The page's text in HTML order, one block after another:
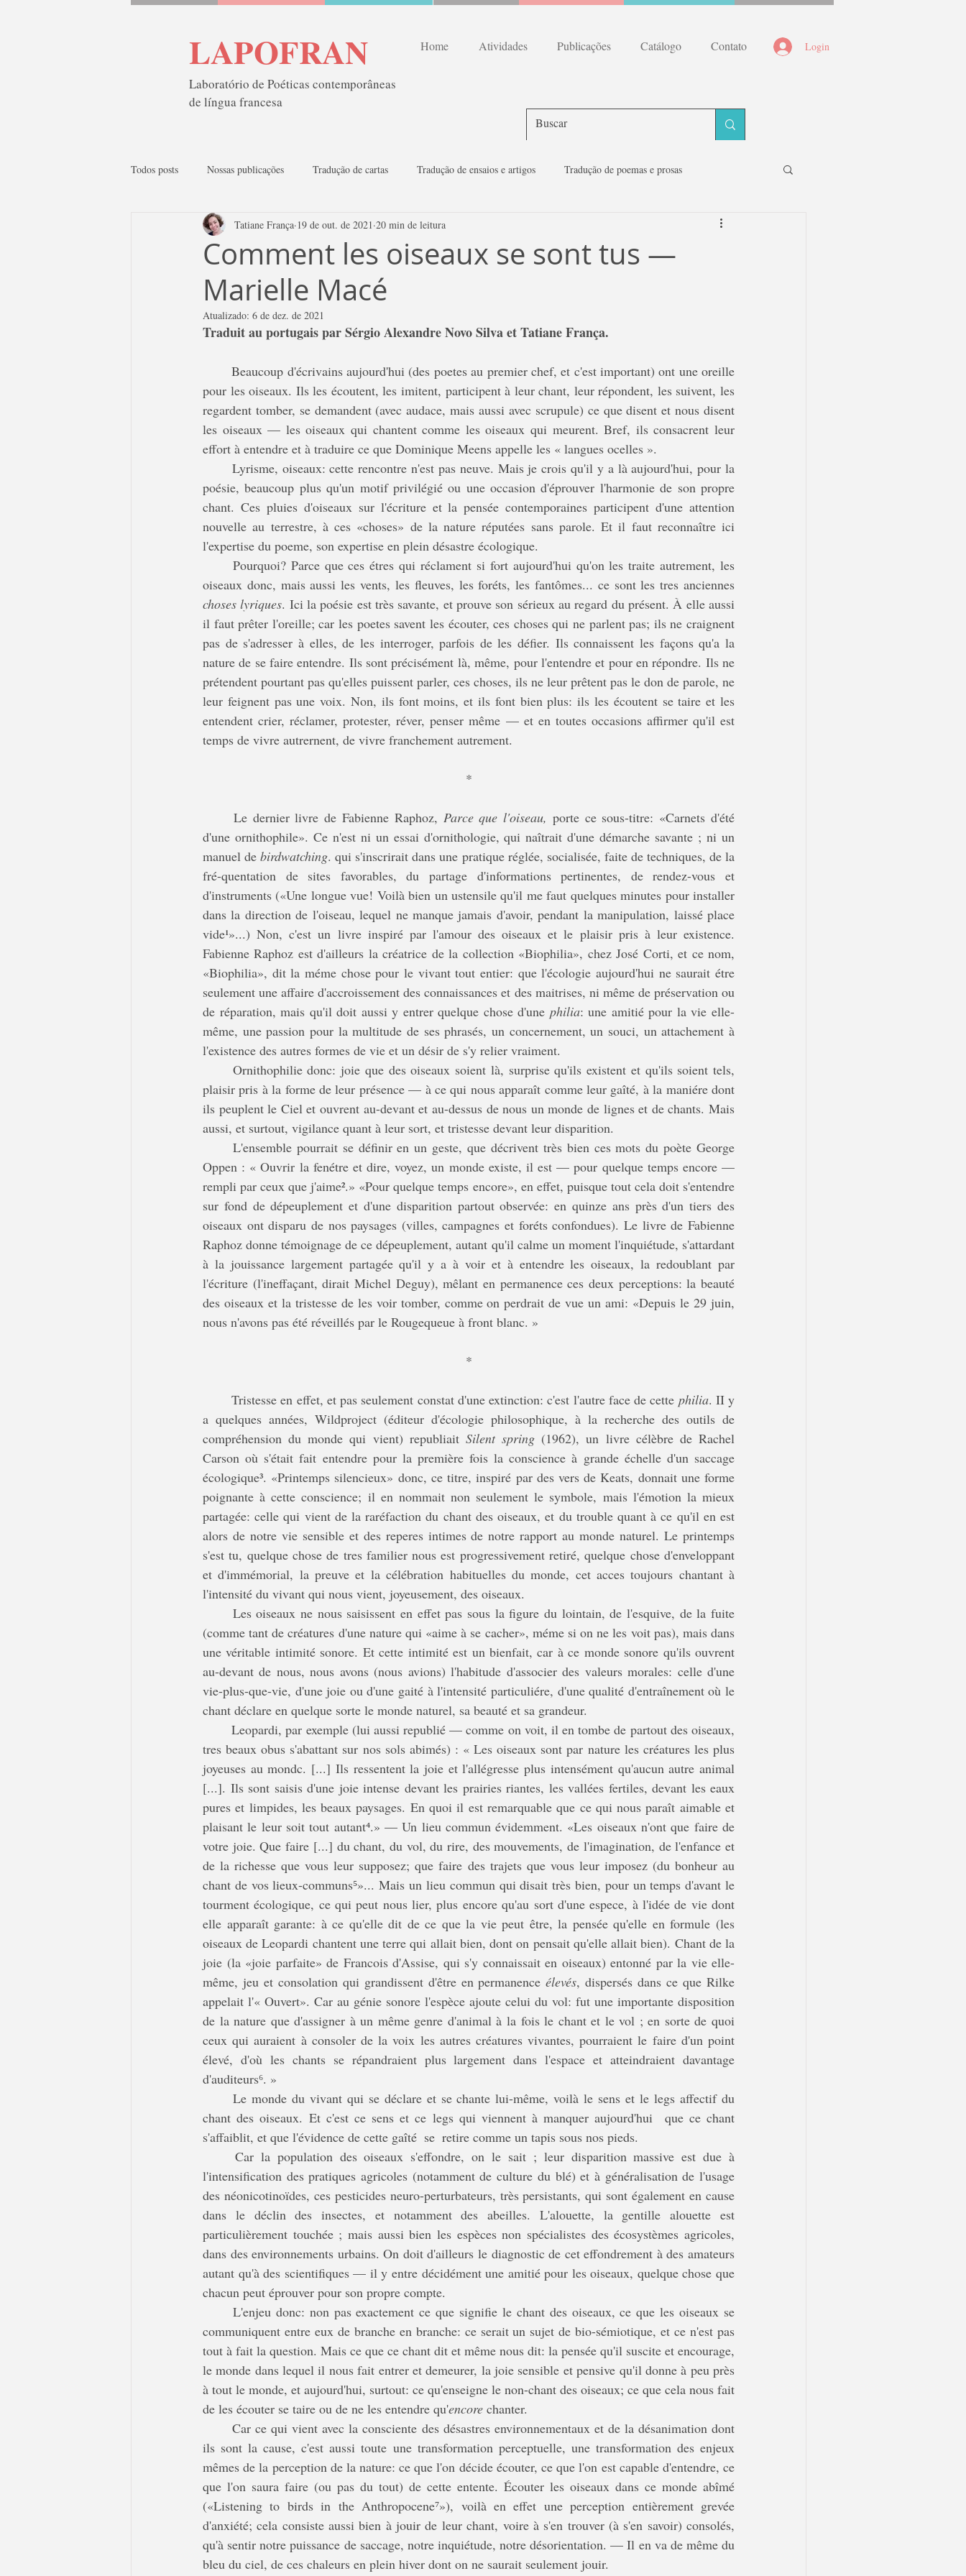
LAPOFRAN Home Atividades Publicações Catálogo Contato Login
Laboratório de Poéticas contemporâneas
de língua francesa
Todos posts Nossas publicações Tradução de cartas Tradução de ensaios e artigos Tradução de poemas e prosas
Tradução de quadrinhos Catálogo LAPOFRAN Oficinas
Comment les oiseaux se sont tus —
Marielle Macé
Tatiane França 19 de out. de 2021 20 min de leitura
Atualizado: 6 de dez. de 2021
Traduit au portugais par Sérgio Alexandre Novo Silva et Tatiane França.
	Beaucoup d'écrivains aujourd'hui (des poetes au premier chef, et c'est important) ont une oreille
pour les oiseaux. Ils les écoutent, les imitent, participent à leur chant, leur répondent, les suivent, les
regardent tomber, se demandent (avec audace, mais aussi avec scrupule) ce que disent et nous disent
les oiseaux — les oiseaux qui chantent comme les oiseaux qui meurent. Bref, ils consacrent leur
effort à entendre et à traduire ce que Dominique Meens appelle les « langues ocelles ».
poésie, beaucoup plus qu'un motif privilégié ou une occasion d'éprouver l'harmonie de son propre
chant. Ces pluies d'oiseaux sur l'écriture et la pensée contemporaines participent d'une attention
nouvelle au terrestre, à ces «choses» de la nature réputées sans parole. Et il faut reconnaître ici
l'expertise du poeme, son expertise en plein désastre écologique.
choses lyriques. Ici la poésie est très savante, et prouve son sérieux au regard du présent. À elle aussi
il faut prêter l'oreille; car les poetes savent les écouter, ces choses qui ne parlent pas; ils ne craignent
pas de s'adresser à elles, de les interroger, parfois de les défier. Ils connaissent les façons qu'a la
nature de se faire entendre. Ils sont précisément là, même, pour l'entendre et pour en répondre. Ils ne
prétendent pourtant pas qu'elles puissent parler, ces choses, ils ne leur prêtent pas le don de parole, ne
leur feignent pas une voix. Non, ils font moins, et ils font bien plus: ils les écoutent se taire et les
entendent crier, réclamer, protester, réver, penser même — et en toutes occasions affirmer qu'il est
temps de vivre autrernent, de vivre franchement autrement.
*
	Le dernier livre de Fabienne Raphoz,
Parce que l'oiseau, porte ce sous-titre: «Carnets d'été
d'une ornithophile». Ce n'est ni un essai d'ornithologie, qui naîtrait d'une démarche savante ; ni un
manuel de birdwatching. qui s'inscrirait dans une pratique réglée, socialisée, faite de techniques, de la
fré-quentation de sites favorables, du partage d'informations pertinentes, de rendez-vous et
d'instruments («Une longue vue! Voilà bien un ustensile qu'il me faut quelques minutes pour installer
dans la direction de l'oiseau, lequel ne manque jamais d'avoir, pendant la manipulation, laissé place
vide¹»...) Non, c'est un livre inspiré par l'amour des oiseaux et le plaisir pris à leur existence.
Fabienne Raphoz est d'ailleurs la créatrice de la collection «Biophilia», chez José Corti, et ce nom,
«Biophilia», dit la méme chose pour le vivant tout entier: que l'écologie aujourd'hui ne saurait étre
seulement une affaire d'accroissement des connaissances et des maitrises, ni même de préservation ou
de réparation, mais qu'il doit aussi y entrer quelque chose d'une philia: une amitié pour la vie elle-
même, une passion pour la multitude de ses phrasés, un concernement, un souci, un attachement à
l'existence des autres formes de vie et un désir de s'y relier vraiment.
plaisir pris à la forme de leur présence — à ce qui nous apparaît comme leur gaîté, à la maniére dont
ils peuplent le Ciel et ouvrent au-devant et au-dessus de nous un monde de lignes et de chants. Mais
aussi, et surtout, vigilance quant à leur sort, et tristesse devant leur disparition.
Oppen : « Ouvrir la fenétre et dire, voyez, un monde existe, il est — pour quelque temps encore —
rempli par ceux que j'aime².» «Pour quelque temps encore», en effet, puisque tout cela doit s'entendre
sur fond de dépeuplement et d'une disparition partout observée: en quinze ans près d'un tiers des
oiseaux ont disparu de nos paysages (villes, campagnes et foréts confondues). Le livre de Fabienne
Raphoz donne témoignage de ce dépeuplement, autant qu'il calme un moment l'inquiétude, s'attardant
à la jouissance largement partagée qu'il y a à voir et à entendre les oiseaux, la redoublant par
l'écriture (l'ineffaçant, dirait Michel Deguy), mêlant en permanence ces deux perceptions: la beauté
des oiseaux et la tristesse de les voir tomber, comme on perdrait de vue un ami: «Depuis le 29 juin,
nous n'avons pas été réveillés par le Rougequeue à front blanc. »
*
	Tristesse en effet, et pas seulement constat d'une extinction: c'est l'autre face de cette
philia. II y
a quelques années, Wildproject (éditeur d'écologie philosophique, à la recherche des outils de
compréhension du monde qui vient) republiait Silent spring (1962), un livre célèbre de Rachel
Carson où s'était fait entendre pour la première fois la conscience à grande échelle d'un saccage
écologique³. «Printemps silencieux» donc, ce titre, inspiré par des vers de Keats, donnait une forme
poignante à cette conscience; il en nommait non seulement le symbole, mais l'émotion la mieux
partagée: celle qui vient de la raréfaction du chant des oiseaux, et du trouble quant à ce qu'il en est
alors de notre vie sensible et des reperes intimes de notre rapport au monde naturel. Le printemps
s'est tu, quelque chose de tres familier nous est progressivement retiré, quelque chose d'enveloppant
et d'immémorial, la preuve et la célébration habituelles du monde, cet acces toujours chantant à
l'intensité du vivant qui nous vient, joyeusement, des oiseaux.
(comme tant de créatures d'une nature qui «aime à se cacher», méme si on ne les voit pas), mais dans
une véritable intimité sonore. Et cette intimité est un bienfait, car à ce monde sonore qu'ils ouvrent
au-devant de nous, nous avons (nous avions) l'habitude d'associer des valeurs morales: celle d'une
vie-plus-que-vie, d'une joie ou d'une gaité à l'intensité particuliére, d'une qualité d'entraînement où le
chant déclare en quelque sorte le monde naturel, sa beauté et sa grandeur.
	Leopardi, par exemple (lui aussi republié — comme on voit, il en tombe de partout des oiseaux,
tres beaux obus s'abattant sur nos sols abimés) : « Les oiseaux sont par nature les créatures les plus
joyeuses au mondc. [...] Ils ressentent la joie et l'allégresse plus intensément qu'aucun autre animal
[...]. Ils sont saisis d'une joie intense devant les prairies riantes, les vallées fertiles, devant les eaux
pures et limpides, les beaux paysages. En quoi il est remarquable que ce qui nous paraît aimable et
plaisant le leur soit tout autant⁴.» — Un lieu commun évidemment. «Les oiseaux n'ont que faire de
votre joie. Que faire [...] du chant, du vol, du rire, des mouvements, de l'imagination, de l'enfance et
de la richesse que vous leur supposez; que faire des trajets que vous leur imposez (du bonheur au
chant de vos lieux-communs⁵»... Mais un lieu commun qui disait très bien, pour un temps d'avant le
tourment écologique, ce qui peut nous lier, plus encore qu'au sort d'une espece, à l'idée de vie dont
elle apparaît garante: à ce qu'elle dit de ce que la vie peut être, la pensée qu'elle en formule (les
oiseaux de Leopardi chantent une terre qui allait bien, dont on pensait qu'elle allait bien). Chant de la
joie (la «joie parfaite» de Francois d'Assise, qui s'y connaissait en oiseaux) entonné par la vie elle-
même, jeu et consolation qui grandissent d'être en permanence élevés, dispersés dans ce que Rilke
appelait l'« Ouvert». Car au génie sonore l'espèce ajoute celui du vol: fut une importante disposition
de la nature que d'assigner à un même genre d'animal à la fois le chant et le vol ; en sorte de quoi
ceux qui auraient à consoler de la voix les autres créatures vivantes, pourraient le faire d'un point
élevé, d'où les chants se répandraient plus largement dans l'espace et atteindraient davantage
d'auditeurs⁶. »
chant des oiseaux. Et c'est ce sens et ce legs qui viennent à manquer aujourd'hui  que ce chant
s'affaiblit, et que l'évidence de cette gaîté  se  retire comme un tapis sous nos pieds.
l'intensification des pratiques agricoles (notamment de culture du blé) et à généralisation de l'usage
des néonicotinoïdes, ces pesticides neuro-perturbateurs, très persistants, qui sont également en cause
dans le déclin des insectes, et notamment des abeilles. L'alouette, la gentille alouette est
particulièrement touchée ; mais aussi bien les espèces non spécialistes des écosystèmes agricoles,
dans des environnements urbains. On doit d'ailleurs le diagnostic de cet effondrement à des amateurs
autant qu'à des scientifiques — il y entre décidément une amitié pour les oiseaux, quelque chose que
chacun peut éprouver pour son propre compte.
communiquent entre eux de branche en branche: ce serait un sujet de bio-sémiotique, et ce n'est pas
tout à fait la question. Mais ce que ce chant dit et même nous dit: la pensée qu'il suscite et encourage,
le monde dans lequel il nous fait entrer et demeurer, la joie sensible et pensive qu'il donne à peu près
à tout le monde, et aujourd'hui, surtout: ce qu'enseigne le non-chant des oiseaux; ce que cela nous fait
de les écouter se taire ou de ne les entendre qu'encore chanter.
	Car ce qui vient avec la consciente des désastres environnementaux et de la désanimation dont
ils sont la cause, c'est aussi toute une transformation perceptuelle, une transformation des enjeux
mêmes de la perception de la nature: ce que l'on décide écouter, ce que l'on est capable d'entendre, ce
que l'on saura faire (ou pas du tout) de cette entente. Écouter les oiseaux dans ce monde abîmé
(«Listening to birds in the Anthropocene⁷»), voilà en effet une perception entièrement grevée
d'anxiété; cela consiste aussi bien à jouir de leur chant, voire à s'en trouver (à s'en savoir) consolés,
qu'à sentir notre puissance de saccage, notre inquiétude, notre désorientation. — Il en va de même du
bleu du ciel, de ces chaleurs en plein hiver dont on ne saurait seulement jouir.